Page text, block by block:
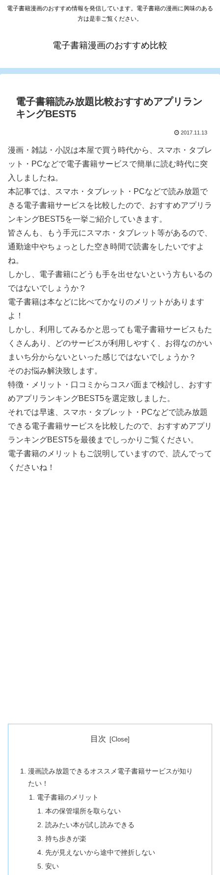
電子書籍漫画のおすすめ情報を発信しています。電子書籍の漫画に興味のある
方は是非ご覧ください。
電子書籍漫画のおすすめ比較
電子書籍読み放題比較おすすめアプリラン
キングBEST5
2017.11.13
漫画・雑誌・小説は本屋で買う時代から、スマホ・タブレ
ット・PCなどで電子書籍サービスで簡単に読む時代に突
入しましたね。
本記事では、スマホ・タブレット・PCなどで読み放題で
きる電子書籍サービスを比較したので、おすすめアプリラ
ンキングBEST5を一挙ご紹介していきます。
皆さんも、もう手元にスマホ・タブレット等があるので、
通勤途中やちょっとした空き時間で読書をしたいですよ
ね。
しかし、電子書籍にどうも手を出せないという方もいるの
ではないでしょうか？
電子書籍は本などに比べてかなりのメリットがあります
よ！
しかし、利用してみるかと思っても電子書籍サービスもた
くさんあり、どのサービスが利用しやすく、お得なのかい
まいち分からないといった感じではないでしょうか？
そのお悩み解決致します。
特徴・メリット・口コミからコスパ面まで検討し、おすす
めアプリランキングBEST5を選定致しました。
それでは早速、スマホ・タブレット・PCなどで読み放題
できる電子書籍サービスを比較したので、おすすめアプリ
ランキングBEST5を最後までしっかりご覧ください。
電子書籍のメリットもご説明していますので、読んでって
くださいね！
目次
漫画読み放題できるオススメ電子書籍サービスが知り
たい！
電子書籍のメリット
本の保管場所を取らない
読みたい本が試し読みできる
持ち歩きが楽
先が見えないから途中で挫折しない
安い